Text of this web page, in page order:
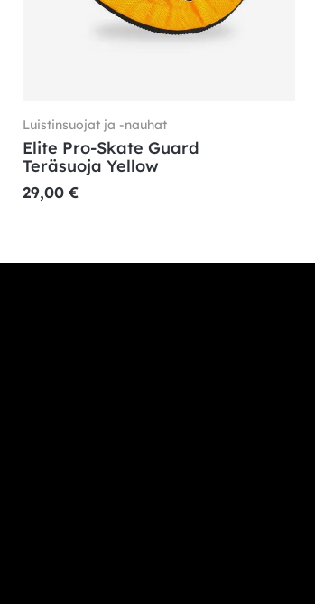
Luistinsuojat ja -nauhat
Elite Pro-Skate Guard
Teräsuoja Yellow
29,00 €